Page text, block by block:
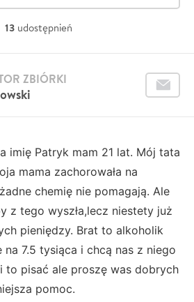
13 udostępnień
ZBIÓRKI
imię Patryk mam 21 lat. Mój tata
mama zachorowała na
chemię nie pomagają. Ale
z tego wyszła,lecz niestety już
pieniędzy. Brat to alkoholik
na 7.5 tysiąca i chcą nas z niego
to pisać ale proszę was dobrych
pomoc.